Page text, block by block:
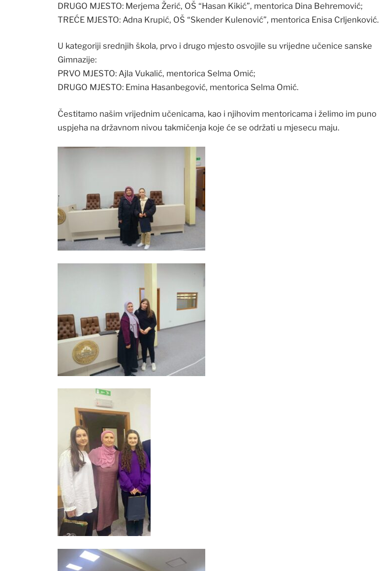
DRUGO MJESTO: Merjema Žerić, OŠ “Hasan Kikić”, mentorica Dina Behremović;
TREĆE MJESTO: Adna Krupić, OŠ “Skender Kulenović”, mentorica Enisa Crljenković.
U kategoriji srednjih škola, prvo i drugo mjesto osvojile su vrijedne učenice sanske
Gimnazije:
PRVO MJESTO: Ajla Vukalić, mentorica Selma Omić;
DRUGO MJESTO: Emina Hasanbegović, mentorica Selma Omić.
Čestitamo našim vrijednim učenicama, kao i njihovim mentoricama i želimo im puno
uspjeha na državnom nivou takmičenja koje će se održati u mjesecu maju.